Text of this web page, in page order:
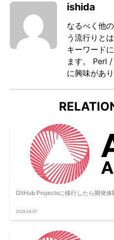
ishida
なるべく他
う流行りと
キーワード
ます。 Perl
に興味があり
GitHub Projectsに移行したら開発体
2026.04.07